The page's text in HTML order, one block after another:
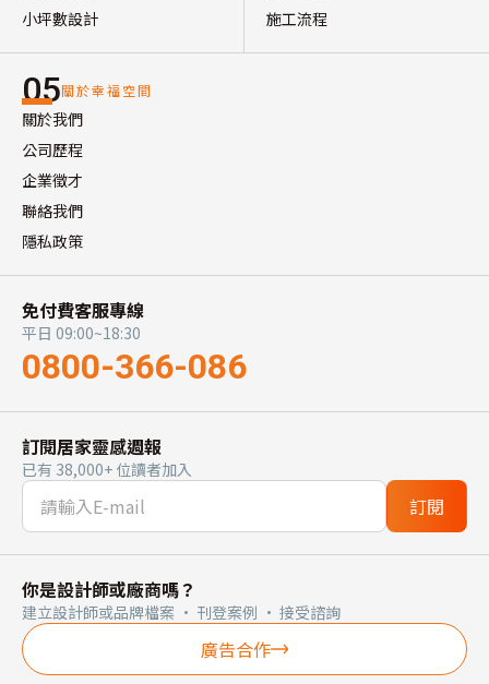
小坪數設計
施工流程
05關於幸福空間
關於我們
公司歷程
企業徵才
聯絡我們
隱私政策
免付費客服專線
平日 09:00~18:30
0800-366-086
訂閱居家靈感週報
已有 38,000+ 位讀者加入
訂閱
你是設計師或廠商嗎？
建立設計師或品牌檔案 · 刊登案例 · 接受諮詢
廣告合作